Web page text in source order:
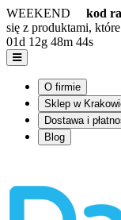
WEEKEND kod
się z produktami,
01d 12g 48m 43s
O firmie
Sklep w
Dostawa i
Blog